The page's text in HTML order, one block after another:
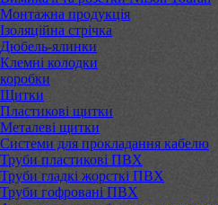
Монтажна продукція
Ізоляційна стрічка
Дюбель-ялинки
Клемні колодки
коробки
Щитки
Пластикові щитки
Металеві щитки
Системи для прокладання кабелю
Труби пластикові ПВХ
Труби гладкі жорсткі ПВХ
Труби гофровані ПВХ